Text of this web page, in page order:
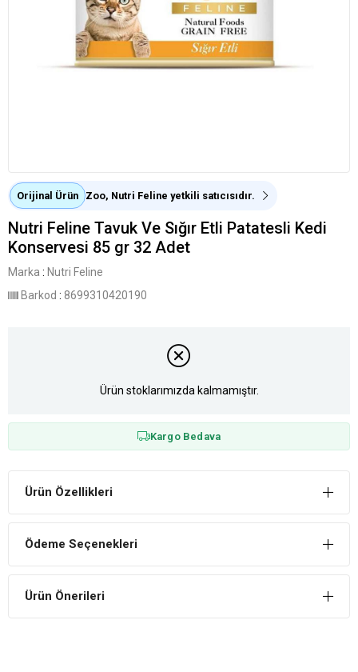
Orijinal Ürün Zoo, Nutri Feline yetkili satıcısıdır.
Nutri Feline Tavuk Ve Sığır Etli Patatesli Kedi
Konservesi 85 gr 32 Adet
Marka : Nutri Feline
Barkod : 8699310420190
Ürün stoklarımızda kalmamıştır.
Kargo Bedava
Ürün Özellikleri
Ödeme Seçenekleri
Ürün Önerileri